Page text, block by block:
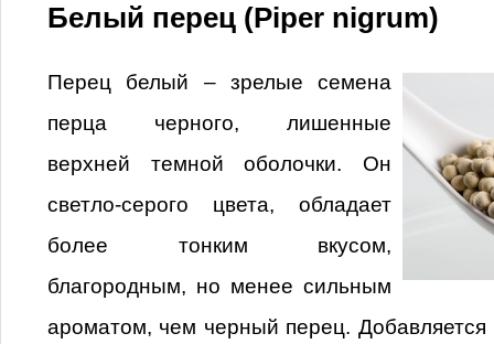
Белый перец (Piper nigrum)
Перец белый – зрелые семена
перца черного, лишенные
верхней темной оболочки. Он
светло-серого цвета, обладает
более тонким вкусом,
благородным, но менее сильным
ароматом, чем черный перец. Добавляется